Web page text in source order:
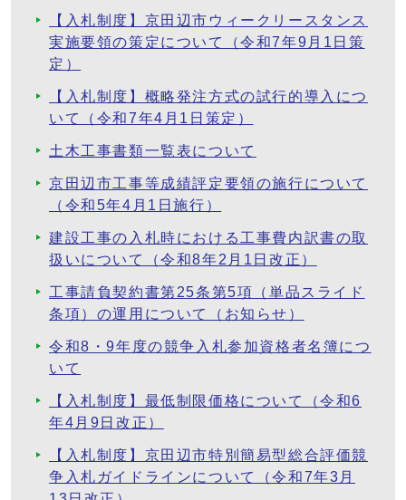
【入札制度】京田辺市ウィークリースタンス
実施要領の策定について（令和7年9月1日策
定）
【入札制度】概略発注方式の試行的導入につ
いて（令和7年4月1日策定）
土木工事書類一覧表について
京田辺市工事等成績評定要領の施行について
（令和5年4月1日施行）
建設工事の入札時における工事費内訳書の取
扱いについて（令和8年2月1日改正）
工事請負契約書第25条第5項（単品スライド
条項）の運用について（お知らせ）
令和8・9年度の競争入札参加資格者名簿につ
いて
【入札制度】最低制限価格について（令和6
年4月9日改正）
【入札制度】京田辺市特別簡易型総合評価競
争入札ガイドラインについて（令和7年3月